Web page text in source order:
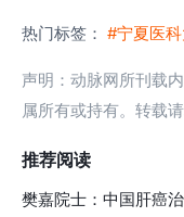
热门标签： #宁夏医
声明：动脉网所刊载
属所有或持有。转载
推荐阅读
樊嘉院士：中国肝癌